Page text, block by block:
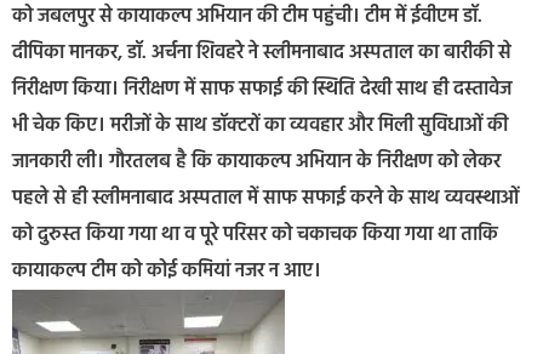
को जबलपुर से कायाकल्प अभियान की टीम पहुंची। टीम में ईवीएम डॉ.
दीपिका मानकर, डॉ. अर्चना शिवहरे ने स्लीमनाबाद अस्पताल का बारीकी से
निरीक्षण किया। निरीक्षण में साफ सफाई की स्थिति देखी साथ ही दस्तावेज
भी चेक किए। मरीजों के साथ डॉक्टरों का व्यवहार और मिली सुविधाओं की
जानकारी ली। गौरतलब है कि कायाकल्प अभियान के निरीक्षण को लेकर
पहले से ही स्लीमनाबाद अस्पताल में साफ सफाई करने के साथ व्यवस्थाओं
को दुरुस्त किया गया था व पूरे परिसर को चकाचक किया गया था ताकि
कायाकल्प टीम को कोई कमियां नजर न आए।